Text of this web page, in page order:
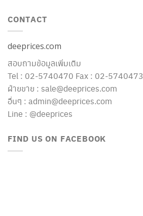
CONTACT
deeprices.com
สอบถามข้อมูลเพิ่มเติม
Tel : 02-5740470 Fax : 02-5740473
ฝ่ายขาย : sale@deeprices.com
อื่นๆ : admin@deeprices.com
Line : @deeprices
FIND US ON FACEBOOK